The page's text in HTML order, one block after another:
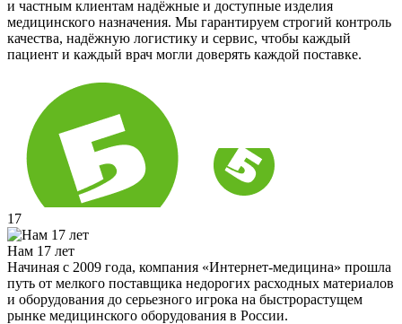
и частным клиентам надёжные и доступные изделия
медицинского назначения. Мы гарантируем строгий контроль
качества, надёжную логистику и сервис, чтобы каждый
пациент и каждый врач могли доверять каждой поставке.
17
Нам 17 лет
Начиная с 2009 года, компания «Интернет-медицина» прошла
путь от мелкого поставщика недорогих расходных материалов
и оборудования до серьезного игрока на быстрорастущем
рынке медицинского оборудования в России.